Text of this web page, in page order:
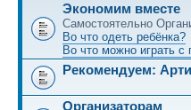
Экономим вместе
Самостоятельно
Во что одеть ребёнка?
Во что можно играть с
Рекомендуем:
Организаторам